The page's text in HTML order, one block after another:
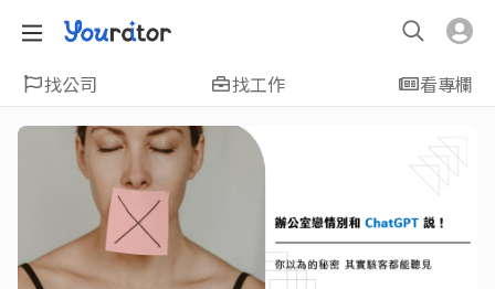
找公司 找工作 看專欄